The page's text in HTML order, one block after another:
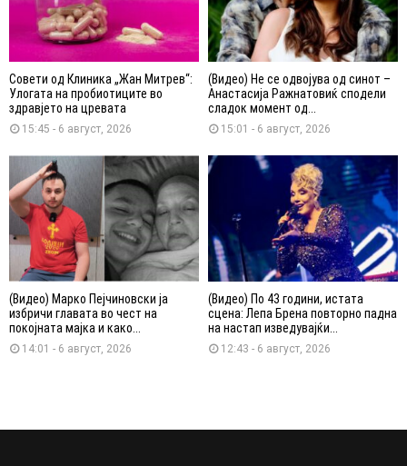
Совети од Клиника „Жан Митрев“:
Улогата на пробиотиците во
здравјето на цревата
15:45 - 6 август, 2026
(Видео) Не се одвојува од синот –
Анастасија Ражнатовиќ сподели
сладок момент од...
15:01 - 6 август, 2026
(Видео) Марко Пејчиновски ја
избричи главата во чест на
покојната мајка и како...
14:01 - 6 август, 2026
(Видео) По 43 години, истата
сцена: Лепа Брена повторно падна
на настап изведувајќи...
12:43 - 6 август, 2026